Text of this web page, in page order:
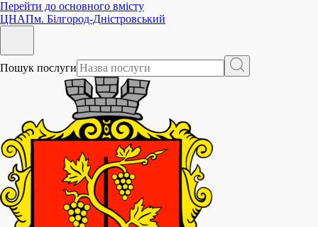
Перейти до основного вмісту
ЦНАПм. Білгород-Дністровський
Пошук послуги